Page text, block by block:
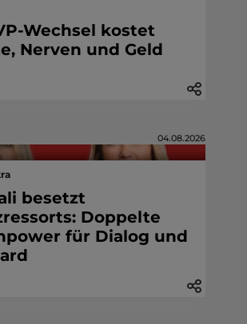
Wechsel kostet
Nerven und Geld
04.08.2026
besetzt
Doppelte
für Dialog und